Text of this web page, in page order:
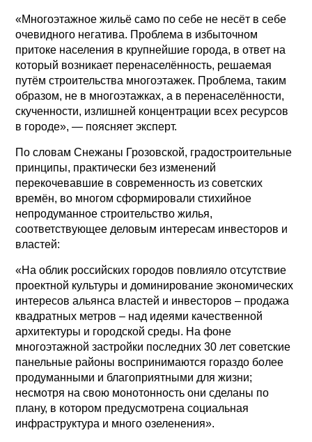
«Многоэтажное жильё само по себе не несёт в себе
очевидного негатива. Проблема в избыточном
притоке населения в крупнейшие города, в ответ на
который возникает перенаселённость, решаемая
путём строительства многоэтажек. Проблема, таким
образом, не в многоэтажках, а в перенаселённости,
скученности, излишней концентрации всех ресурсов
в городе», — поясняет эксперт.
По словам Снежаны Грозовской, градостроительные
принципы, практически без изменений
перекочевавшие в современность из советских
времён, во многом сформировали стихийное
непродуманное строительство жилья,
соответствующее деловым интересам инвесторов и
властей:
«На облик российских городов повлияло отсутствие
проектной культуры и доминирование экономических
интересов альянса властей и инвесторов – продажа
квадратных метров – над идеями качественной
архитектуры и городской среды. На фоне
многоэтажной застройки последних 30 лет советские
панельные районы воспринимаются гораздо более
продуманными и благоприятными для жизни;
несмотря на свою монотонность они сделаны по
плану, в котором предусмотрена социальная
инфраструктура и много озеленения».